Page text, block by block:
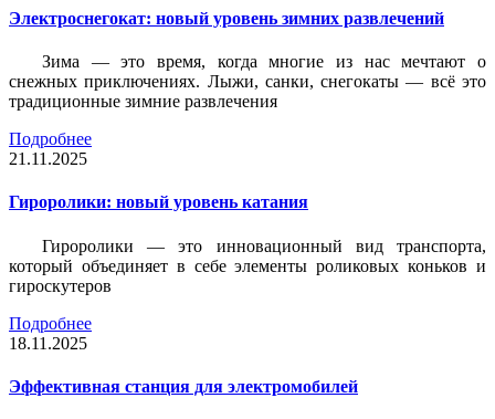
Электроснегокат: новый уровень зимних развлечений
Зима — это время, когда многие из нас мечтают о
снежных приключениях. Лыжи, санки, снегокаты — всё это
традиционные зимние развлечения
Подробнее
21.11.2025
Гироролики: новый уровень катания
Гироролики — это инновационный вид транспорта,
который объединяет в себе элементы роликовых коньков и
гироскутеров
Подробнее
18.11.2025
Эффективная станция для электромобилей